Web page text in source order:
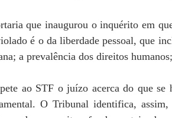
que inaugurou o inquérito em
é o da liberdade pessoal, que
a prevalência dos direitos
ao STF o juízo acerca do que se
O Tribunal identifica, assim,